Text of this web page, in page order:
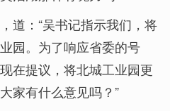
道：“吴书记指示我们，将
园。为了响应省委的号
在提议，将北城工业园更
家有什么意见吗？”